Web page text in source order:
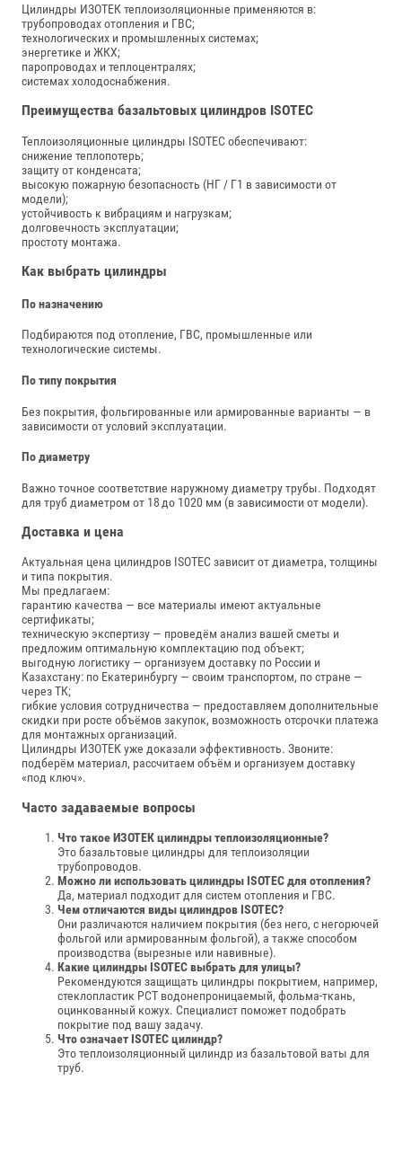
Цилиндры ИЗОТЕК теплоизоляционные применяются в:
трубопроводах отопления и ГВС;
технологических и промышленных системах;
энергетике и ЖКХ;
паропроводах и теплоцентралях;
системах холодоснабжения.
Преимущества базальтовых цилиндров ISOTEC
Теплоизоляционные цилиндры ISOTEC обеспечивают:
снижение теплопотерь;
защиту от конденсата;
высокую пожарную безопасность (НГ / Г1 в зависимости от
модели);
устойчивость к вибрациям и нагрузкам;
долговечность эксплуатации;
простоту монтажа.
Как выбрать цилиндры
По назначению
Подбираются под отопление, ГВС, промышленные или
технологические системы.
По типу покрытия
Без покрытия, фольгированные или армированные варианты — в
зависимости от условий эксплуатации.
По диаметру
Важно точное соответствие наружному диаметру трубы. Подходят
для труб диаметром от 18 до 1020 мм (в зависимости от модели).
Доставка и цена
Актуальная цена цилиндров ISOTEC зависит от диаметра, толщины
и типа покрытия.
Мы предлагаем:
гарантию качества — все материалы имеют актуальные
сертификаты;
техническую экспертизу — проведём анализ вашей сметы и
предложим оптимальную комплектацию под объект;
выгодную логистику — организуем доставку по России и
Казахстану: по Екатеринбургу — своим транспортом, по стране —
через ТК;
гибкие условия сотрудничества — предоставляем дополнительные
скидки при росте объёмов закупок, возможность отсрочки платежа
для монтажных организаций.
Цилиндры ИЗОТЕК уже доказали эффективность. Звоните:
подберём материал, рассчитаем объём и организуем доставку
«под ключ».
Часто задаваемые вопросы
Что такое ИЗОТЕК цилиндры теплоизоляционные?
Это базальтовые цилиндры для теплоизоляции
трубопроводов.
Можно ли использовать цилиндры ISOTEC для отопления?
Да, материал подходит для систем отопления и ГВС.
Чем отличаются виды цилиндров ISOTEC?
Они различаются наличием покрытия (без него, с негорючей
фольгой или армированным фольгой), а также способом
производства (вырезные или навивные).
Какие цилиндры ISOTEC выбрать для улицы?
Рекомендуются защищать цилиндры покрытием, например,
стеклопластик РСТ водонепроницаемый, фольма-ткань,
оцинкованный кожух. Специалист поможет подобрать
покрытие под вашу задачу.
Что означает ISOTEC цилиндр?
Это теплоизоляционный цилиндр из базальтовой ваты для
труб.